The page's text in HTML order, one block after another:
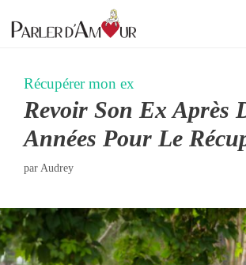
au
Récupérer mon ex
Revoir Son Ex Après
Années Pour Le
par Audrey